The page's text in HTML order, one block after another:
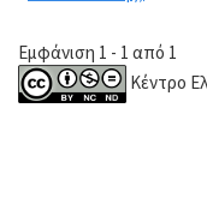
Εμφάνιση 1 - 1 από 1
Κέντρο